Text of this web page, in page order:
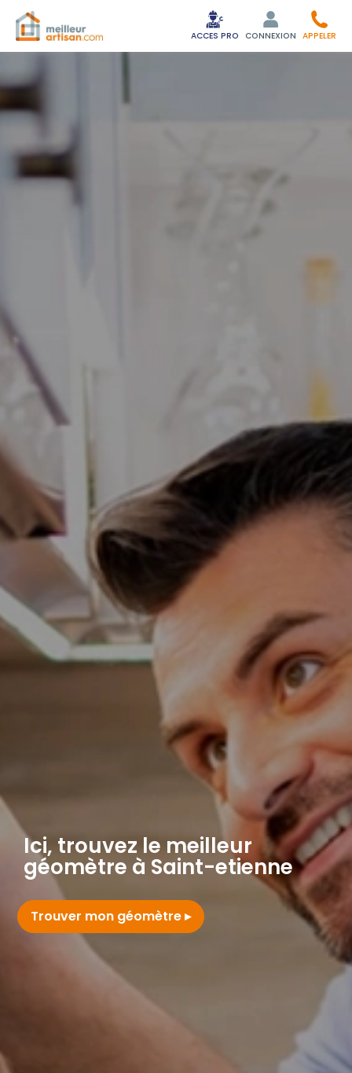
ACCES PRO CONNEXION APPELER
Ici, trouvez le meilleur
géomètre à Saint-etienne
Trouver mon géomètre